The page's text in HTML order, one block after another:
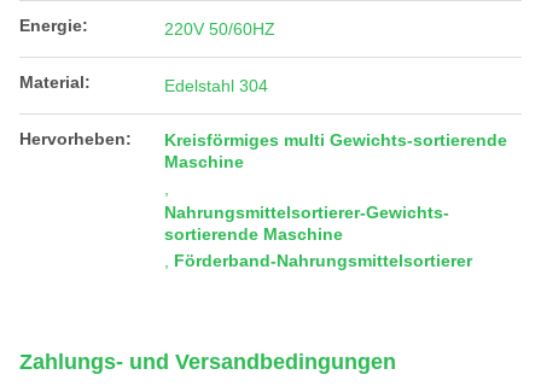
Energie: 220V 50/60HZ
Material: Edelstahl 304
Hervorheben:
Kreisförmiges multi Gewichts-sortierende
Maschine
Nahrungsmittelsortierer-Gewichts-
sortierende Maschine
Förderband-Nahrungsmittelsortierer
Zahlungs- und Versandbedingungen